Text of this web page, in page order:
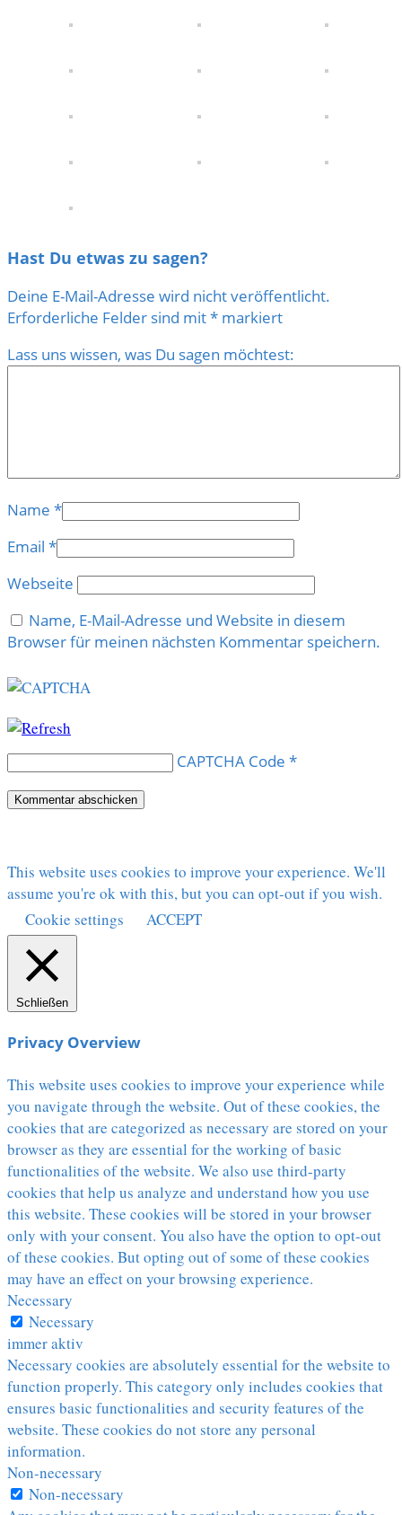
Hast Du etwas zu sagen?
Deine E-Mail-Adresse wird nicht veröffentlicht.
Erforderliche Felder sind mit* markiert
Lass uns wissen, was Du sagen möchtest:
Name *
Email *
Webseite
Name, E-Mail-Adresse und Website in diesem
Browser für meinen nächsten Kommentar speichern.
CAPTCHA Code *
This website uses cookies to improve your experience. We'll
assume you're ok with this, but you can opt-out if you wish.
Cookie settings
ACCEPT
Schließen
Privacy Overview
This website uses cookies to improve your experience while
you navigate through the website. Out of these cookies, the
cookies that are categorized as necessary are stored on your
browser as they are essential for the working of basic
functionalities of the website. We also use third-party
cookies that help us analyze and understand how you use
this website. These cookies will be stored in your browser
only with your consent. You also have the option to opt-out
of these cookies. But opting out of some of these cookies
may have an effect on your browsing experience.
Necessary
Necessary
immer aktiv
Necessary cookies are absolutely essential for the website to
function properly. This category only includes cookies that
ensures basic functionalities and security features of the
website. These cookies do not store any personal
information.
Non-necessary
Non-necessary